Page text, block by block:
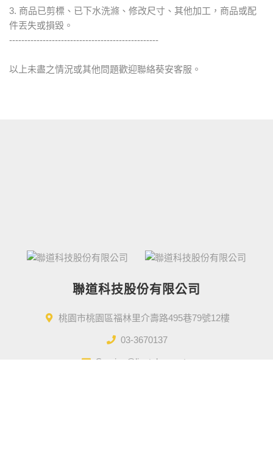
3. 商品已剪標、已下水洗滌、修改尺寸、其他加工，商品或配
件丟失或損毀。
-------------------------------------------------
以上未盡之情況或其他問題歡迎聯絡葵安客服。
聯道科技股份有限公司
桃園市桃園區福林里介壽路495巷79號12樓
03-3670137
Service@lientek.com.tw